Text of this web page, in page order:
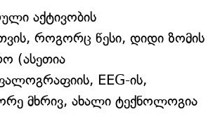
აქტივობის
როგორც წესი, დიდი ზომის
(ასეთია
EEG-ის,
მხრივ, ახალი ტექნოლოგია